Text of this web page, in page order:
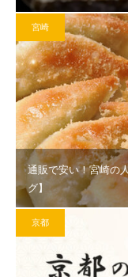
宮崎
通販で安い！宮崎の
グ】
京都